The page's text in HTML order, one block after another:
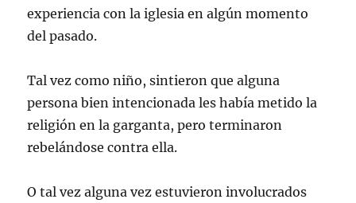
experiencia con la iglesia en algún momento
del pasado.
Tal vez como niño, sintieron que alguna
persona bien intencionada les había metido la
religión en la garganta, pero terminaron
rebelándose contra ella.
O tal vez alguna vez estuvieron involucrados